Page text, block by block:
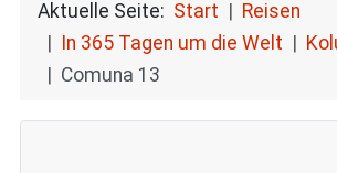
Aktuelle Seite: Start
Reisen
In 365 Tagen um die Welt
Comuna 13